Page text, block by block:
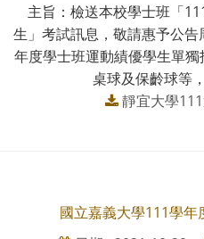
主旨：檢送本校學士班「
生」考試訊息，敬請惠予公
年度學士班運動績優學生單獨
桌球及保齡球等
靜宜大學
國立嘉義大學111學